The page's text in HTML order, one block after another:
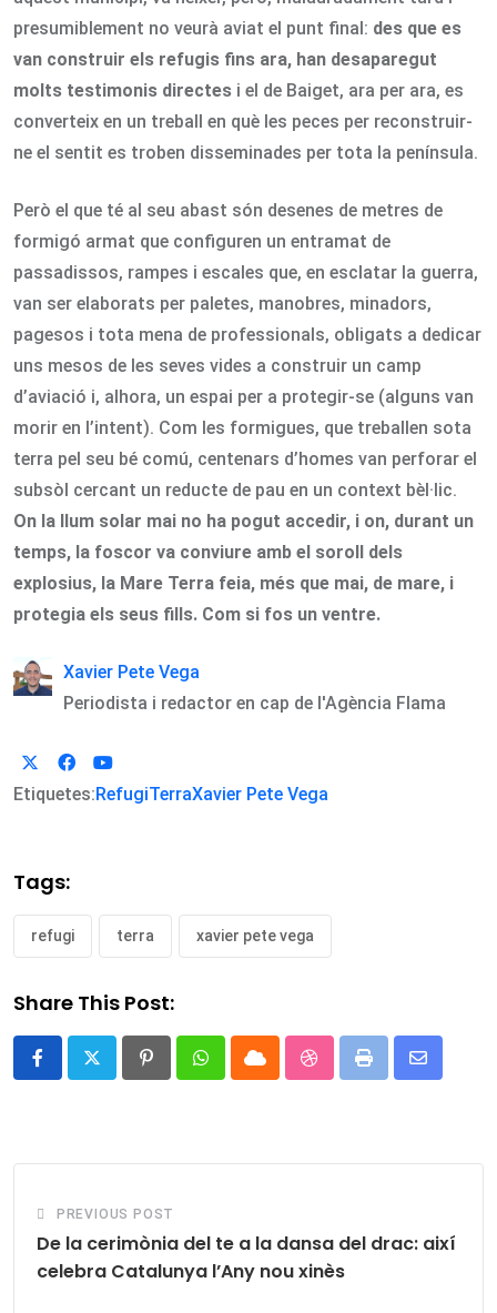
presumiblement no veurà aviat el punt final: des que es
van construir els refugis fins ara, han desaparegut
molts testimonis directes i el de Baiget, ara per ara, es
converteix en un treball en què les peces per reconstruir-
ne el sentit es troben disseminades per tota la península.
Però el que té al seu abast són desenes de metres de
formigó armat que configuren un entramat de
passadissos, rampes i escales que, en esclatar la guerra,
van ser elaborats per paletes, manobres, minadors,
pagesos i tota mena de professionals, obligats a dedicar
uns mesos de les seves vides a construir un camp
d’aviació i, alhora, un espai per a protegir-se (alguns van
morir en l’intent). Com les formigues, que treballen sota
terra pel seu bé comú, centenars d’homes van perforar el
subsòl cercant un reducte de pau en un context bèl·lic.
On la llum solar mai no ha pogut accedir, i on, durant un
temps, la foscor va conviure amb el soroll dels
explosius, la Mare Terra feia, més que mai, de mare, i
protegia els seus fills. Com si fos un ventre.
Xavier Pete Vega
Periodista i redactor en cap de l'Agència Flama
Etiquetes:RefugiTerraXavier Pete Vega
Tags:
refugi terra xavier pete vega
Share This Post:
PinterestWhatsappCloud StumbleUpon
Print
Share
PREVIOUS POST
De la cerimònia del te a la dansa del drac: així
celebra Catalunya l’Any nou xinès